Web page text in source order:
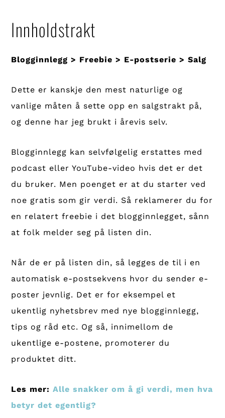
Innholdstrakt
Blogginnlegg > Freebie > E-postserie > Salg
Dette er kanskje den mest naturlige og
vanlige måten å sette opp en salgstrakt på,
og denne har jeg brukt i årevis selv.
Blogginnlegg kan selvfølgelig erstattes med
podcast eller YouTube-video hvis det er det
du bruker. Men poenget er at du starter ved
noe gratis som gir verdi. Så reklamerer du for
en relatert freebie i det blogginnlegget, sånn
at folk melder seg på listen din.
Når de er på listen din, så legges de til i en
automatisk e-postsekvens hvor du sender e-
poster jevnlig. Det er for eksempel et
ukentlig nyhetsbrev med nye blogginnlegg,
tips og råd etc. Og så, innimellom de
ukentlige e-postene, promoterer du
produktet ditt.
Les mer:Alle snakker om å gi verdi, men hva
betyr det egentlig?